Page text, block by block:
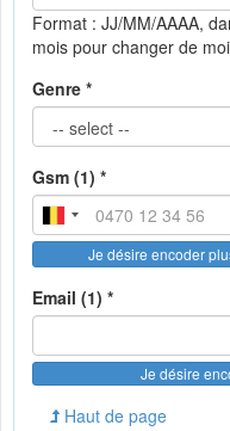
Format : JJ/MM/AAAA,
mois pour changer de
Genre *
Gsm (1) *
Je désire encoder
Email (1) *
Je désire
Haut de page